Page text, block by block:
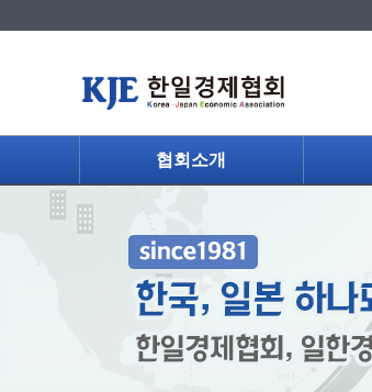
협회소개